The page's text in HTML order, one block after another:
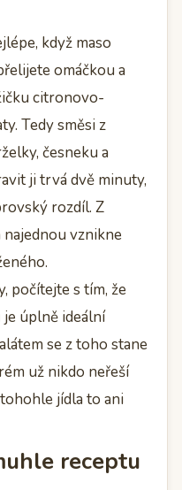
když maso
omáčkou a
citronovo-
Tedy směsi z
česneku a
ji trvá dvě minuty,
rozdíl. Z
vznikne
počítejte s tím, že
je úplně ideální
se z toho stane
už nikdo neřeší
jídla to ani
receptu